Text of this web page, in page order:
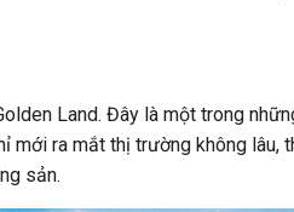
Land. Đây là một trong
mới ra mắt thị trường không lâu,
sản.